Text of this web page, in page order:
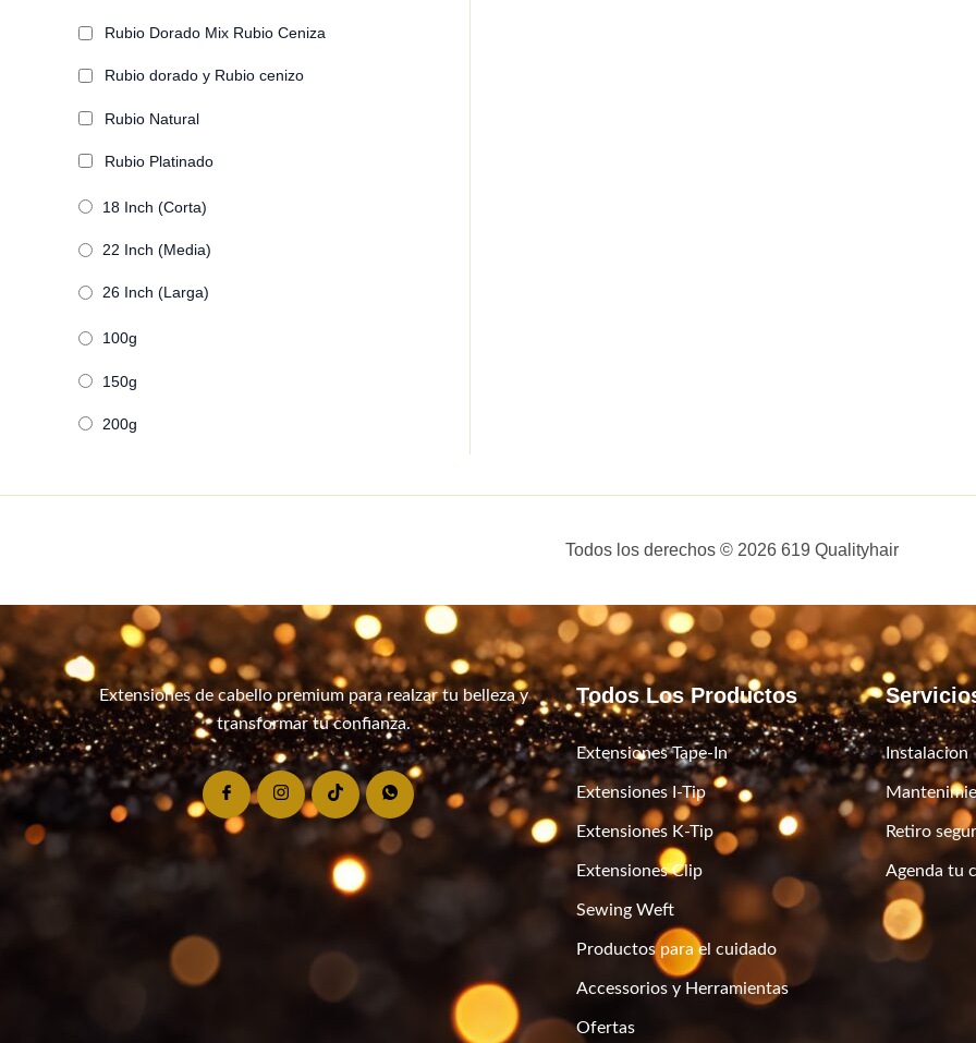
Rubio Dorado Mix Rubio Ceniza
Rubio dorado y Rubio cenizo
Rubio Natural
Rubio Platinado
18 Inch (Corta)
22 Inch (Media)
26 Inch (Larga)
100g
150g
200g
Todos los derechos © 2026 619 Qualityhair
Extensiones de cabello premium para realzar tu belleza y
transformar tu confianza.
Todos Los Productos
Extensiones Tape-In
Extensiones I-Tip
Extensiones K-Tip
Extensiones Clip
Sewing Weft
Productos para el cuidado
Accessorios y Herramientas
Ofertas
Instalacion
Retiro
Agenda tu